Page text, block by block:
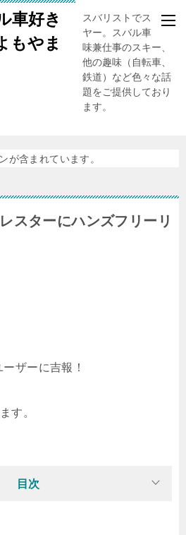
車好き
もやま
スバリストでスキー
ヤー。スバル車、趣
味兼仕事のスキー、
他の趣味（自転車、
鉄道）など色々な話
題をご提供しており
ます。
が含まれています。
スターにハンズフリーリ
ザーに吉報！
す。
目次